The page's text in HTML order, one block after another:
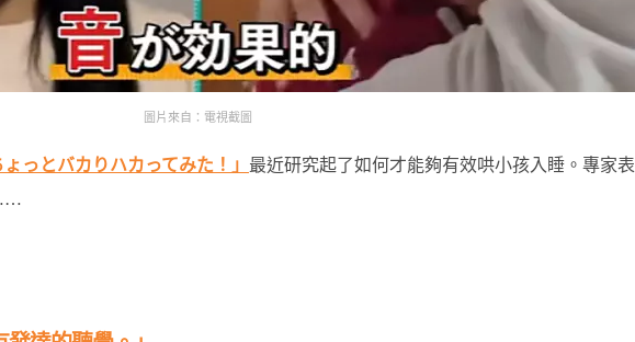
圖片來自：電視截圖
ょっとバカりハカってみた！」 最近研究起了如何才能夠有效哄小孩入睡。專家表